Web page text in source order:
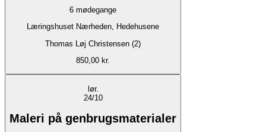
6 mødegange
Læringshuset Nærheden, Hedehusene
Thomas Løj Christensen (2)
850,00 kr.
lør.
24/10
Maleri på genbrugsmaterialer